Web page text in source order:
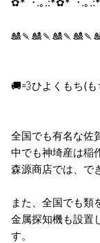
🚚💨ひよくもち(
全国でも有名な佐
中でも神埼産は稲
森源商店では、で
また、全国でも類
金属探知機も設置
す。